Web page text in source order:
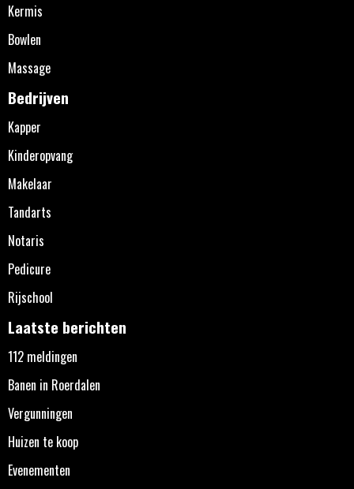
Kermis
Bowlen
Massage
Bedrijven
Kapper
Kinderopvang
Makelaar
Tandarts
Notaris
Pedicure
Rijschool
Laatste berichten
112 meldingen
Banen in Roerdalen
Vergunningen
Huizen te koop
Evenementen